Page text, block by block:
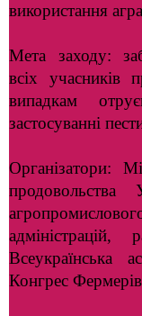
використання
Мета заходу:
всіх учасників
випадкам
застосуванні
Організатори:
продовольства
адміністрацій,
Всеукраїнська
Конгрес